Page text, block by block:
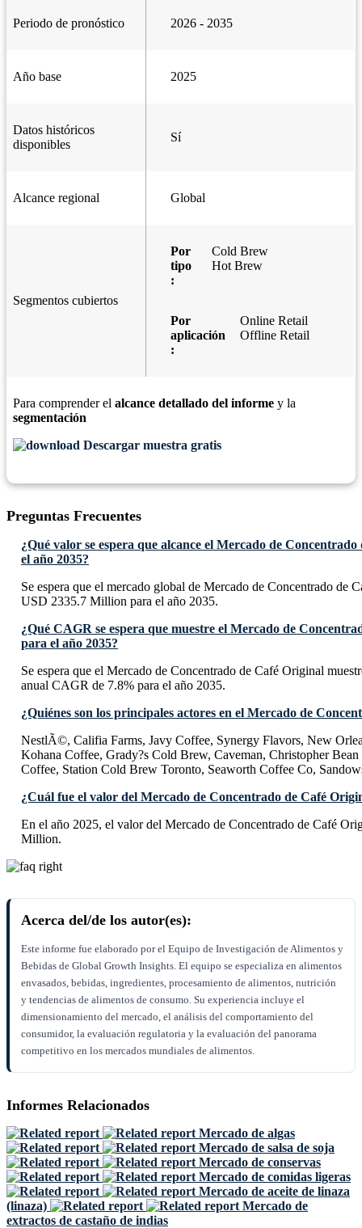
Periodo de pronóstico 2026 - 2035
Año base 2025
Datos históricos
disponibles
Sí
Alcance regional Global
Segmentos cubiertos
Por
tipo
:
Cold Brew
Hot Brew
Por
aplicación
:
Online Retail
Offline Retail
Para comprender el alcance detallado del informe y la
segmentación
Descargar muestra gratis
Preguntas Frecuentes
¿Qué valor se espera que alcance el Mercado de
el año 2035?
Se espera que el mercado global de Mercado de Concentrado de
USD 2335.7 Million para el año 2035.
¿Qué CAGR se espera que muestre el Mercado de
para el año 2035?
Se espera que el Mercado de Concentrado de Café Original
anual CAGR de 7.8% para el año 2035.
¿Quiénes son los principales actores en el Mercado de
NestlÃ©, Califia Farms, Javy Coffee, Synergy Flavors, New
Kohana Coffee, Grady?s Cold Brew, Caveman, Christopher
Coffee, Station Cold Brew Toronto, Seaworth Coffee Co,
¿Cuál fue el valor del Mercado de Concentrado de Café
En el año 2025, el valor del Mercado de Concentrado de Café
Million.
Acerca del/de los autor(es):
Este informe fue elaborado por el Equipo de Investigación de Alimentos y
Bebidas de Global Growth Insights. El equipo se especializa en alimentos
envasados, bebidas, ingredientes, procesamiento de alimentos, nutrición
y tendencias de alimentos de consumo. Su experiencia incluye el
dimensionamiento del mercado, el análisis del comportamiento del
consumidor, la evaluación regulatoria y la evaluación del panorama
competitivo en los mercados mundiales de alimentos.
Informes Relacionados
Mercado de algas
Mercado de salsa de soja
Mercado de conservas
Mercado de comidas ligeras
Mercado de aceite de linaza
(linaza)
Mercado de
extractos de castaño de indias